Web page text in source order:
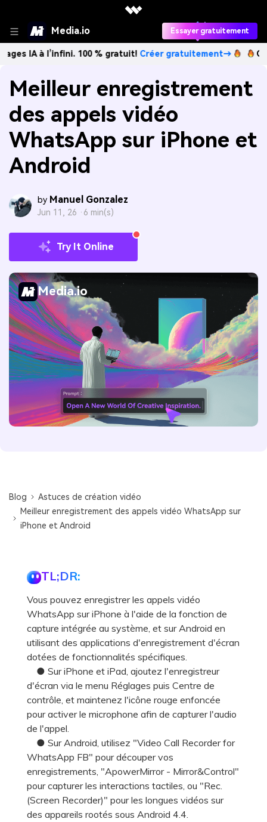
Media.io Essayer gratuitement
l’infini. 100 % gratuit!Créer gratuitement→ Créez des
Meilleur enregistrement
des appels vidéo
WhatsApp sur iPhone et
Android
by Manuel Gonzalez
Jun 11, 26 · 6 min(s)
Try It Online
Media.io
Blog
Astuces de création vidéo
Meilleur enregistrement des appels vidéo WhatsApp sur
iPhone et Android
TL;DR:
Vous pouvez enregistrer les appels vidéo
WhatsApp sur iPhone à l'aide de la fonction de
capture intégrée au système, et sur Android en
utilisant des applications d'enregistrement d'écran
dotées de fonctionnalités spécifiques.
● Sur iPhone et iPad, ajoutez l'enregistreur
d'écran via le menu Réglages puis Centre de
contrôle, et maintenez l'icône rouge enfoncée
pour activer le microphone afin de capturer l'audio
de l'appel.
● Sur Android, utilisez "Video Call Recorder for
WhatsApp FB" pour découper vos
enregistrements, "ApowerMirror - Mirror&Control"
pour capturer les interactions tactiles, ou "Rec.
(Screen Recorder)" pour les longues vidéos sur
des appareils rootés sous Android 4.4.